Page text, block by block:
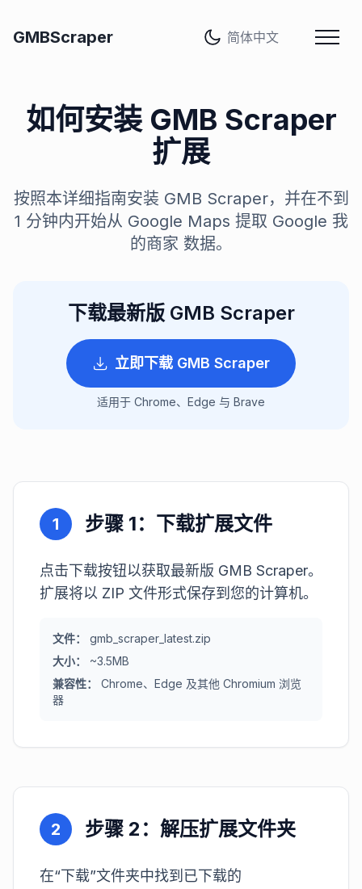
GMBScraper
语言
如何安装 GMB Scraper
扩展
按照本详细指南安装 GMB Scraper，并在不到
1 分钟内开始从 Google Maps 提取 Google 我
的商家 数据。
下载最新版 GMB Scraper
立即下载 GMB Scraper
适用于 Chrome、Edge 与 Brave
1 步骤 1：下载扩展文件
点击下载按钮以获取最新版 GMB Scraper。
扩展将以 ZIP 文件形式保存到您的计算机。
文件：
gmb_scraper_latest.zip
大小：
~3.5MB
兼容性：
Chrome、Edge 及其他 Chromium 浏览
器
2 步骤 2：解压扩展文件夹
在“下载”文件夹中找到已下载的